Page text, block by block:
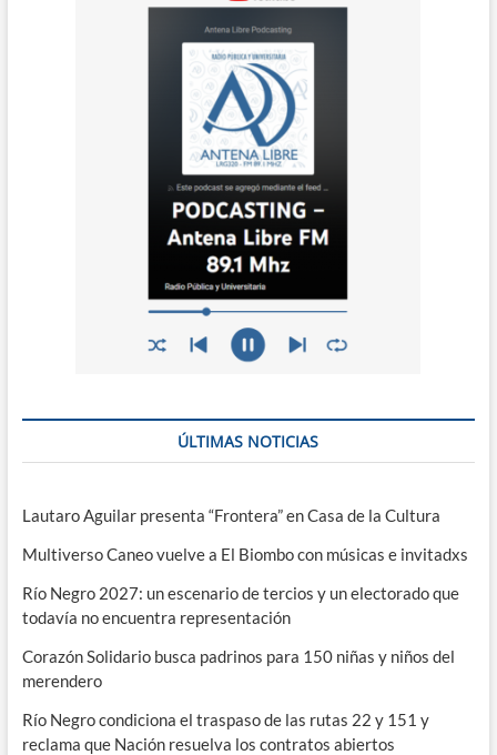
ÚLTIMAS NOTICIAS
Lautaro Aguilar presenta “Frontera” en Casa de la Cultura
Multiverso Caneo vuelve a El Biombo con músicas e invitadxs
Río Negro 2027: un escenario de tercios y un electorado que
todavía no encuentra representación
Corazón Solidario busca padrinos para 150 niñas y niños del
merendero
Río Negro condiciona el traspaso de las rutas 22 y 151 y
reclama que Nación resuelva los contratos abiertos